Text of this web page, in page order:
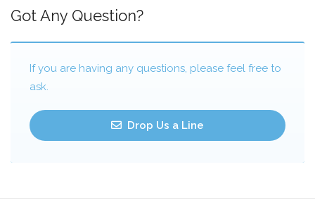
Got Any Question?
If you are having any questions, please feel free to
ask.
Drop Us a Line